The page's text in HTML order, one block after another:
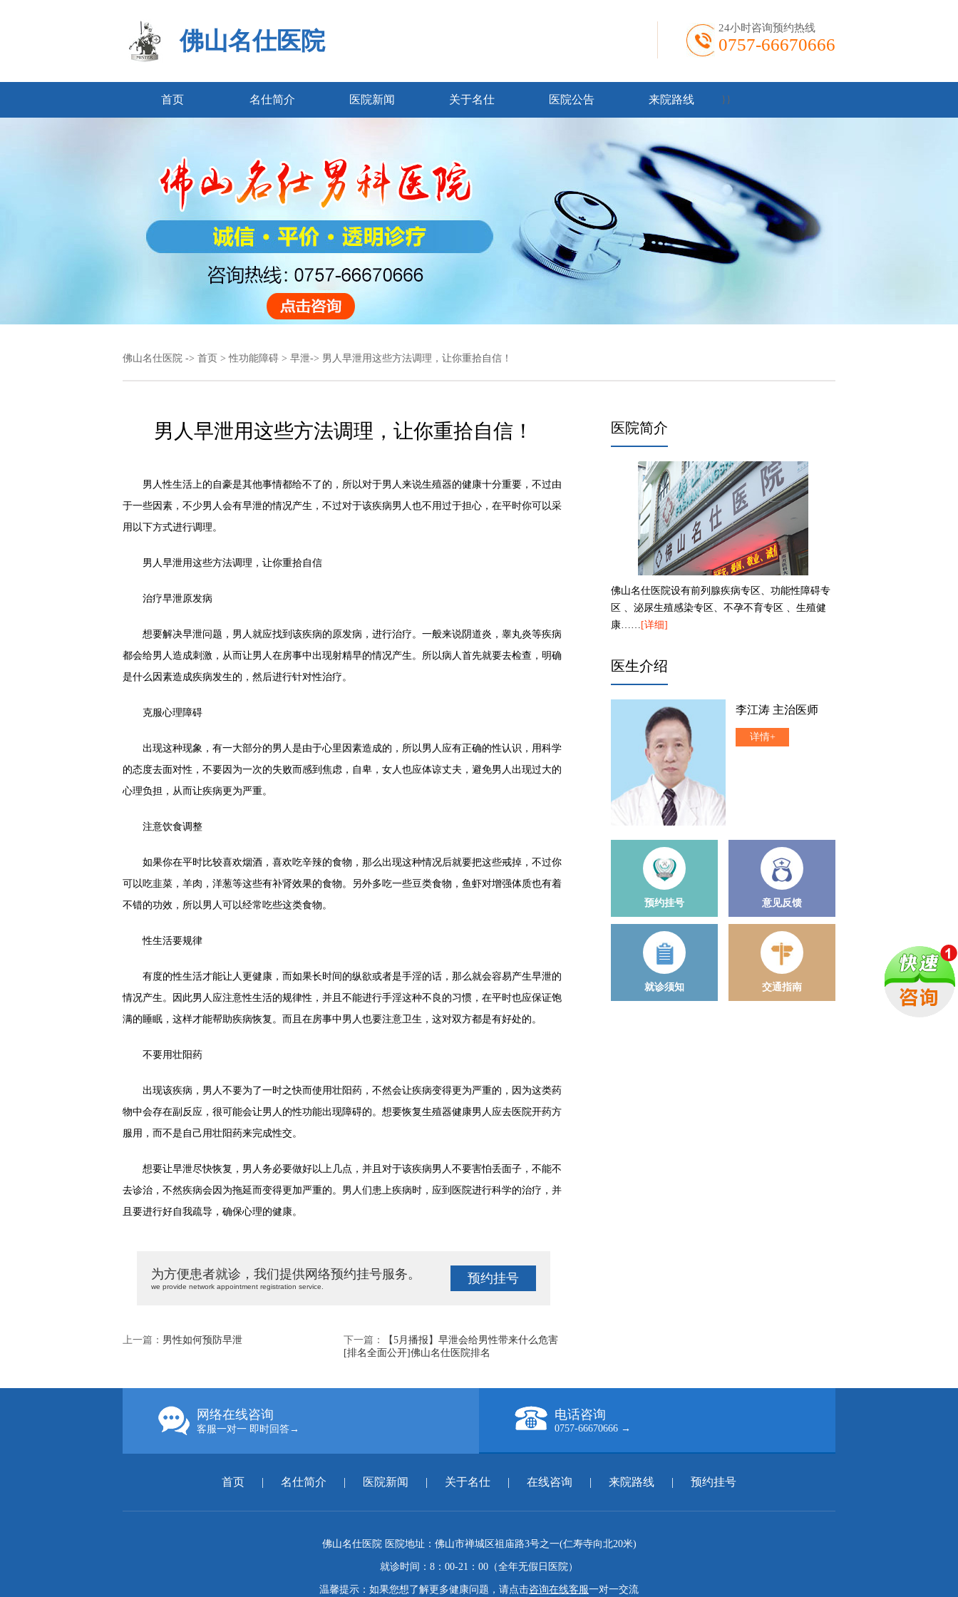
佛山名仕医院 24小时咨询预约热线
0757-66670666
首页 名仕简介 医院新闻 关于名仕 }
医院公告 }
来院路线
佛山名仕医院 -> 首页 >性功能障碍 > 早泄-> 男人早泄用这些方法调理，让你重拾自信！
男人早泄用这些方法调理，让你重拾自信！
男人性生活上的自豪是其他事情都给不了的，所以对于男人来说生殖器的健康十分重要，不过由
于一些因素，不少男人会有早泄的情况产生，不过对于该疾病男人也不用过于担心，在平时你可以采
用以下方式进行调理。
男人早泄用这些方法调理，让你重拾自信
治疗早泄原发病
想要解决早泄问题，男人就应找到该疾病的原发病，进行治疗。一般来说阴道炎，睾丸炎等疾病
都会给男人造成刺激，从而让男人在房事中出现射精早的情况产生。所以病人首先就要去检查，明确
是什么因素造成疾病发生的，然后进行针对性治疗。
克服心理障碍
出现这种现象，有一大部分的男人是由于心里因素造成的，所以男人应有正确的性认识，用科学
的态度去面对性，不要因为一次的失败而感到焦虑，自卑，女人也应体谅丈夫，避免男人出现过大的
心理负担，从而让疾病更为严重。
注意饮食调整
如果你在平时比较喜欢烟酒，喜欢吃辛辣的食物，那么出现这种情况后就要把这些戒掉，不过你
可以吃韭菜，羊肉，洋葱等这些有补肾效果的食物。另外多吃一些豆类食物，鱼虾对增强体质也有着
不错的功效，所以男人可以经常吃些这类食物。
性生活要规律
有度的性生活才能让人更健康，而如果长时间的纵欲或者是手淫的话，那么就会容易产生早泄的
情况产生。因此男人应注意性生活的规律性，并且不能进行手淫这种不良的习惯，在平时也应保证饱
满的睡眠，这样才能帮助疾病恢复。而且在房事中男人也要注意卫生，这对双方都是有好处的。
不要用壮阳药
出现该疾病，男人不要为了一时之快而使用壮阳药，不然会让疾病变得更为严重的，因为这类药
物中会存在副反应，很可能会让男人的性功能出现障碍的。想要恢复生殖器健康男人应去医院开药方
服用，而不是自己用壮阳药来完成性交。
想要让早泄尽快恢复，男人务必要做好以上几点，并且对于该疾病男人不要害怕丢面子，不能不
去诊治，不然疾病会因为拖延而变得更加严重的。男人们患上疾病时，应到医院进行科学的治疗，并
且要进行好自我疏导，确保心理的健康。
为方便患者就诊，我们提供网络预约挂号服务。
we provide network appointment registration service.
预约挂号
上一篇： 男性如何预防早泄 下一篇：
【5月播报】早泄会给男性带来什么危害
[排名全面公开]佛山名仕医院排名
医院简介
佛山名仕医院设有前列腺疾病专区、功能性障碍专
区 、泌尿生殖感染专区、不孕不育专区 、生殖健
康…… [详细]
医生介绍
李江涛 主治医师
详情+
预约挂号 意见反馈
就诊须知 交通指南
网络在线咨询
客服一对一 即时回答→
电话咨询
0757-66670666 →
首页 | 名仕简介 | 医院新闻 | 关于名仕 | 在线咨询 | 来院路线 | 预约挂号
佛山名仕医院 医院地址：佛山市禅城区祖庙路3号之一(仁寿寺向北20米)
就诊时间：8：00-21：00（全年无假日医院）
温馨提示：如果您想了解更多健康问题，请点击咨询在线客服一对一交流